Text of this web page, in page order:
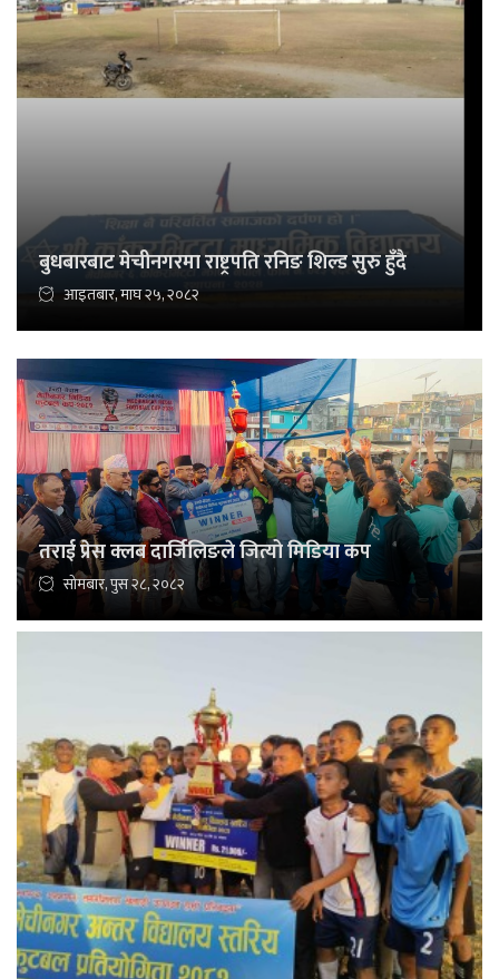
बुधबारबाट मेचीनगरमा राष्ट्रपति रनिङ शिल्ड सुरु हुँदै
आइतबार, माघ २५, २०८२
तराई प्रेस क्लब दार्जिलिङले जित्यो मिडिया कप
सोमबार, पुस २८, २०८२